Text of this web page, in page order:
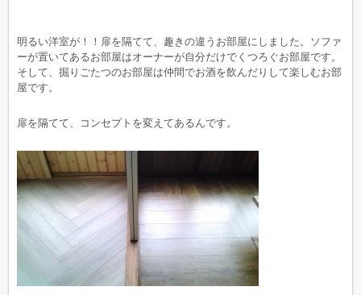
明るい洋室が！！扉を隔てて、趣きの違うお部屋にしました。ソファ
ーが置いてあるお部屋はオーナーが自分だけでくつろぐお部屋です。
そして、掘りごたつのお部屋は仲間でお酒を飲んだりして楽しむお部
屋です。
扉を隔てて、コンセプトを変えてあるんです。